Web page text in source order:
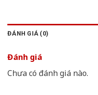
ĐÁNH GIÁ (0)
Đánh giá
Chưa có đánh giá nào.